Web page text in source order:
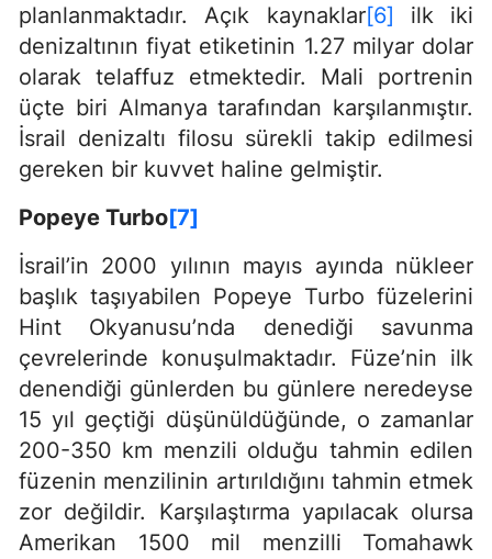
planlanmaktadır. Açık kaynaklar[6] ilk iki
denizaltının fiyat etiketinin 1.27 milyar dolar
olarak telaffuz etmektedir. Mali portrenin
üçte biri Almanya tarafından karşılanmıştır.
İsrail denizaltı filosu sürekli takip edilmesi
gereken bir kuvvet haline gelmiştir.
Popeye Turbo[7]
İsrail’in 2000 yılının mayıs ayında nükleer
başlık taşıyabilen Popeye Turbo füzelerini
Hint Okyanusu’nda denediği savunma
çevrelerinde konuşulmaktadır. Füze’nin ilk
denendiği günlerden bu günlere neredeyse
15 yıl geçtiği düşünüldüğünde, o zamanlar
200-350 km menzili olduğu tahmin edilen
füzenin menzilinin artırıldığını tahmin etmek
zor değildir. Karşılaştırma yapılacak olursa
Amerikan 1500 mil menzilli Tomahawk